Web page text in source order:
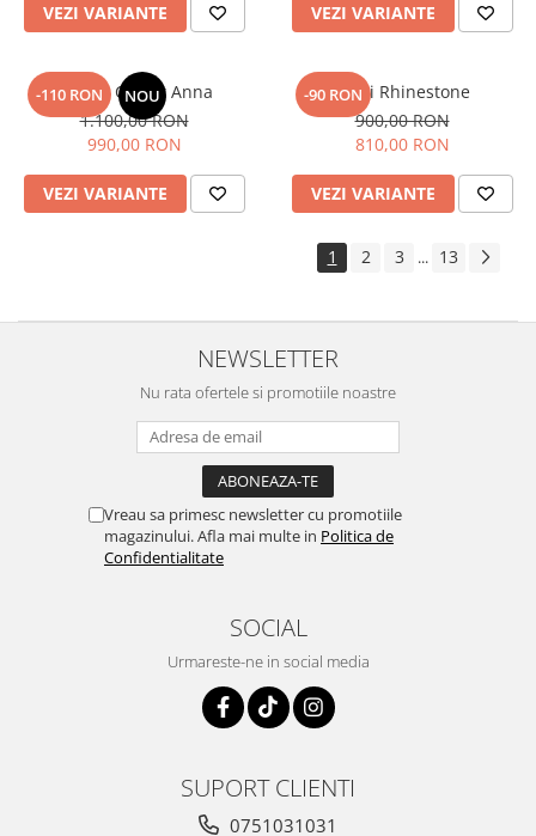
VEZI VARIANTE VEZI VARIANTE
-110 RON NOU
Rochie Corset Anna
1.100,00 RON
990,00 RON
VEZI VARIANTE
-90 RONBlugi Rhinestone
900,00 RON
810,00 RON
VEZI VARIANTE
1 2 3 ... 13
NEWSLETTER
Nu rata ofertele si promotiile noastre
Vreau sa primesc newsletter cu promotiile
magazinului. Afla mai multe in Politica de
Confidentialitate
SOCIAL
Urmareste-ne in social media
SUPORT CLIENTI
0751031031